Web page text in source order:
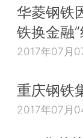
华菱钢铁
铁换金融
2017年07月
重庆钢铁
2017年07月